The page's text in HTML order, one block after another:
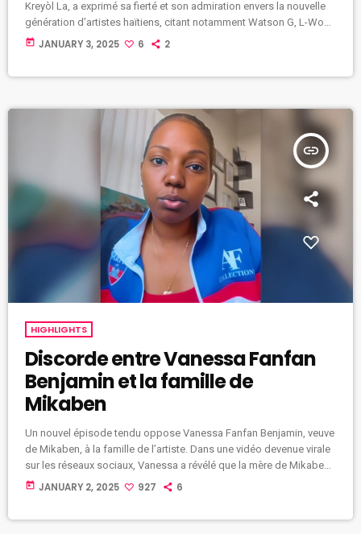
Kreyòl La, a exprimé sa fierté et son admiration envers la nouvelle
génération d’artistes haïtiens, citant notamment Watson G, L-Won,
Teddy, Mebel Brun, Pablo, et Mélo. Il a salué leur courage et leur
today JANUARY 3, 2025 6 2
insert_link
HIGHLIGHTS
Discorde entre Vanessa Fanfan
Benjamin et la famille de
Mikaben
Un nouvel épisode tendu oppose Vanessa Fanfan Benjamin, veuve
de Mikaben, à la famille de l’artiste. Dans une vidéo devenue virale
sur les réseaux sociaux, Vanessa a révélé que la mère de Mikaben
aurait appelé sa propre mère pour l’accuser de "voleuse" et de
today JANUARY 2, 2025 927 6